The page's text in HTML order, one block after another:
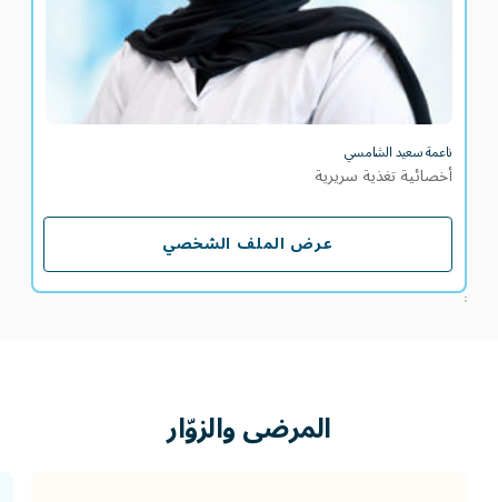
ناعمة سعيد الشامسي
أخصائية تغذية سريرية
عرض الملف الشخصي
عرض الملف الشخصي
;
المرضىوالزوّار